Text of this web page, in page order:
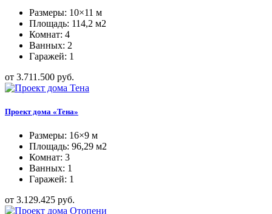
Размеры: 10×11 м
Площадь: 114,2 м2
Комнат: 4
Ванных: 2
Гаражей: 1
от 3.711.500 руб.
Проект дома «Тена»
Размеры: 16×9 м
Площадь: 96,29 м2
Комнат: 3
Ванных: 1
Гаражей: 1
от 3.129.425 руб.